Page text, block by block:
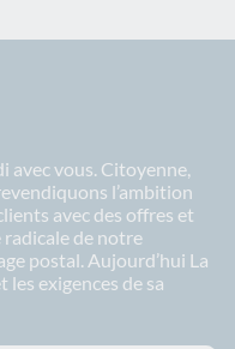
avec vous. Citoyenne,
l’ambition
avec des offres et
de notre
postal. Aujourd’hui La
les exigences de sa